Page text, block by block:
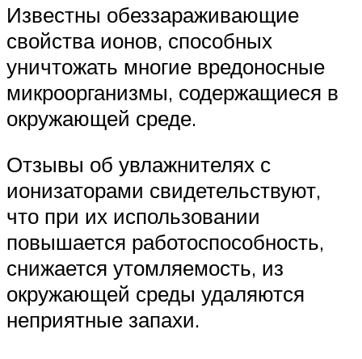
Известны обеззараживающие
свойства ионов, способных
уничтожать многие вредоносные
микроорганизмы, содержащиеся в
окружающей среде.
Отзывы об увлажнителях с
ионизаторами свидетельствуют,
что при их использовании
повышается работоспособность,
снижается утомляемость, из
окружающей среды удаляются
неприятные запахи.